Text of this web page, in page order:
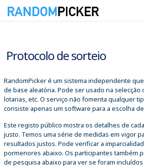
Protocolo de sorteio
RandomPicker é um sistema independente
de base aleatória. Pode ser usado na
lotarias, etc. O serviço não fomenta qualquer
consiste apenas um software para a escolha
Este registo público mostra os detalhes de
justo. Temos uma série de medidas em vigor
resultados justos. Pode verificar a
pormenores abaixo. Os participantes também
de pesquisa abaixo para ver se foram